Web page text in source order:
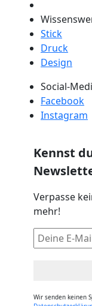
Stick
Druck
Design
Social-
Facebook
Instagram
Kennst
Verpasse
mehr!
Wir senden keinen